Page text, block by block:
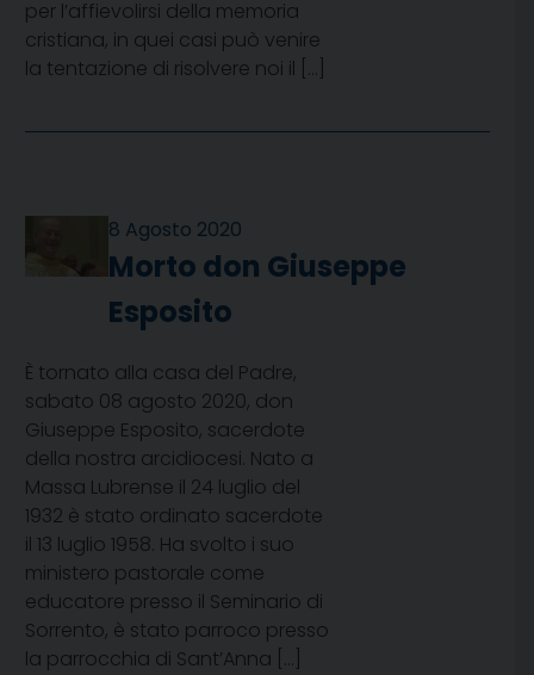
per l’affievolirsi della memoria
cristiana, in quei casi può venire
la tentazione di risolvere noi il […]
8 Agosto 2020
Morto don Giuseppe
Esposito
È tornato alla casa del Padre,
sabato 08 agosto 2020, don
Giuseppe Esposito, sacerdote
della nostra arcidiocesi. Nato a
Massa Lubrense il 24 luglio del
1932 è stato ordinato sacerdote
il 13 luglio 1958. Ha svolto i suo
ministero pastorale come
educatore presso il Seminario di
Sorrento, è stato parroco presso
la parrocchia di Sant’Anna […]